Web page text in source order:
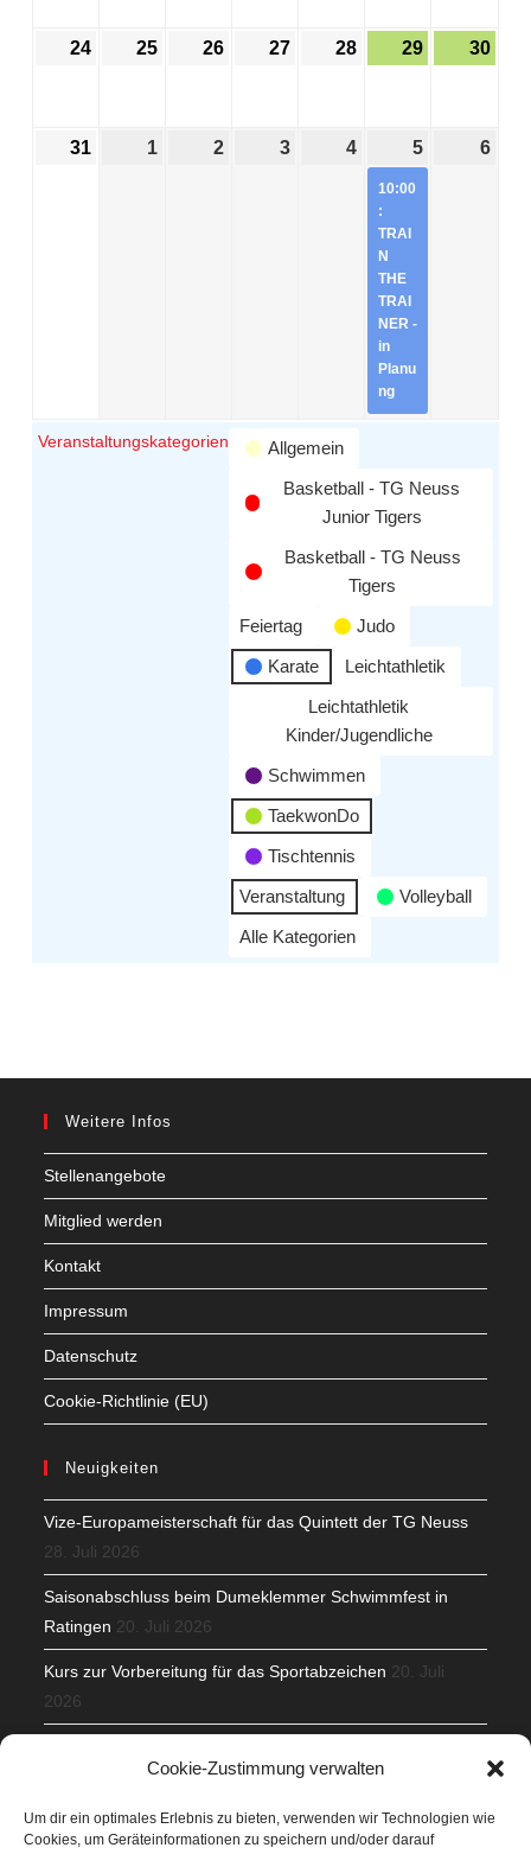
Cookie-Zustimmung verwalten
Um dir ein optimales Erlebnis zu bieten, verwenden wir Technologien wie
Cookies, um Geräteinformationen zu speichern und/oder darauf
24 25 26 27 28 29 30
31 1 2 3 4 5
10:00
:
TRAI
N
THE
TRAI
NER -
in
Planu
ng
6
Veranstaltungskategorien
Allgemein
Basketball - TG Neuss
Junior Tigers
Basketball - TG Neuss
Tigers
Feiertag
Judo
Karate
Leichtathletik
Leichtathletik
Kinder/Jugendliche
Schwimmen
TaekwonDo
Tischtennis
Veranstaltung
Volleyball
Alle Kategorien
Weitere Infos
Stellenangebote
Mitglied werden
Kontakt
Impressum
Datenschutz
Cookie-Richtlinie (EU)
Neuigkeiten
Vize-Europameisterschaft für das Quintett der TG Neuss
28. Juli 2026
Saisonabschluss beim Dumeklemmer Schwimmfest in
Ratingen 20. Juli 2026
Kurs zur Vorbereitung für das Sportabzeichen 20. Juli
2026